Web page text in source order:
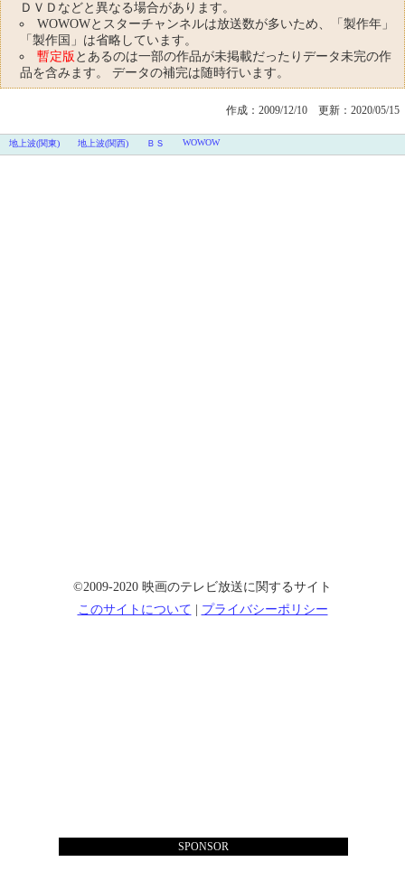
ＤＶＤなどと異なる場合があります。
WOWOWとスターチャンネルは放送数が多いため、「製作年」
「製作国」は省略しています。
暫定版 とあるのは一部の作品が未掲載だったりデータ未完の作
品を含みます。 データの補完は随時行います。
作成：2009/12/10 更新：2020/05/15
地上波(関東) 地上波(関西) ＢＳ WOWOW
©2009-2020 映画のテレビ放送に関するサイト
このサイトについて
プライバシーポリシー
SPONSOR